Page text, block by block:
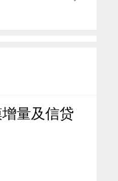
量及信贷